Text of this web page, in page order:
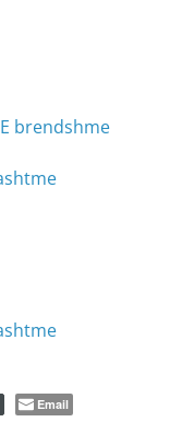
Email